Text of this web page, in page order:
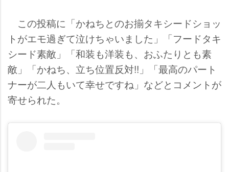
この投稿に「かねちとのお揃タキシードショッ
トがエモ過ぎて泣けちゃいました」「フードタキ
シード素敵」「和装も洋装も、おふたりとも素
敵」「かねち、立ち位置反対!!」「最高のパート
ナーが二人もいて幸せですね」などとコメントが
寄せられた。